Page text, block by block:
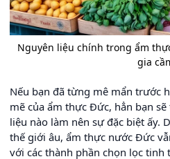
Nguyên liệu chính trong ẩm
gia
Nếu bạn đã từng mê mẩn trước
mẽ của ẩm thực Đức, hẳn bạn
liệu nào làm nên sự đặc biệt ấy.
thế giới âu, ẩm thực nước Đức
với các thành phần chọn lọc